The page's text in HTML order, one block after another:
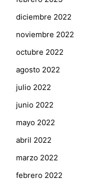
diciembre 2022
noviembre 2022
octubre 2022
agosto 2022
julio 2022
junio 2022
mayo 2022
abril 2022
marzo 2022
febrero 2022